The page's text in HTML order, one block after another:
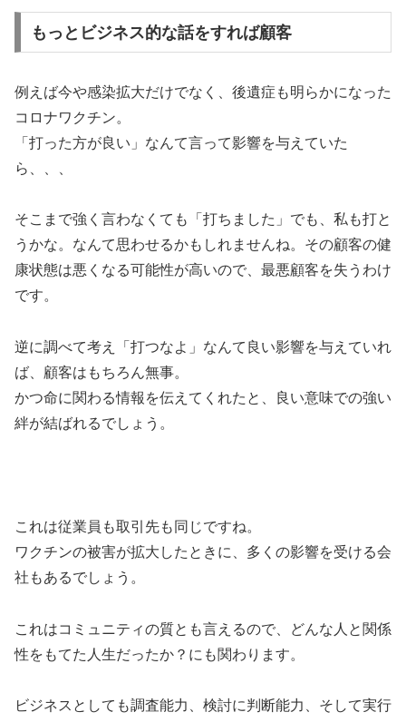
もっとビジネス的な話をすれば顧客
例えば今や感染拡大だけでなく、後遺症も明らかになった
コロナワクチン。
「打った方が良い」なんて言って影響を与えていた
ら、、、
そこまで強く言わなくても「打ちました」でも、私も打と
うかな。なんて思わせるかもしれませんね。その顧客の健
康状態は悪くなる可能性が高いので、最悪顧客を失うわけ
です。
逆に調べて考え「打つなよ」なんて良い影響を与えていれ
ば、顧客はもちろん無事。
かつ命に関わる情報を伝えてくれたと、良い意味での強い
絆が結ばれるでしょう。
これは従業員も取引先も同じですね。
ワクチンの被害が拡大したときに、多くの影響を受ける会
社もあるでしょう。
これはコミュニティの質とも言えるので、どんな人と関係
性をもてた人生だったか？にも関わります。
ビジネスとしても調査能力、検討に判断能力、そして実行